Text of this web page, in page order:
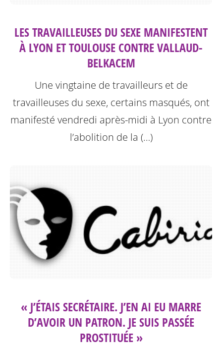
LES TRAVAILLEUSES DU SEXE MANIFESTENT
À LYON ET TOULOUSE CONTRE VALLAUD-
BELKACEM
Une vingtaine de travailleurs et de
travailleuses du sexe, certains masqués, ont
manifesté vendredi après-midi à Lyon contre
l’abolition de la (…)
« J’ÉTAIS SECRÉTAIRE. J’EN AI EU MARRE
D’AVOIR UN PATRON. JE SUIS PASSÉE
PROSTITUÉE »